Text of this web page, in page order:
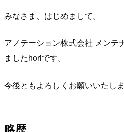
みなさま、はじめまして。
アノテーション株式会社 メンテ
ましたhoriです。
今後ともよろしくお願いいたしま